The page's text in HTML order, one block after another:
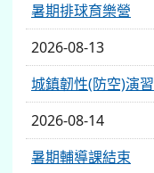
暑期排球育樂營
2026-08-13
城鎮韌性(防空)演習
2026-08-14
暑期輔導課結束